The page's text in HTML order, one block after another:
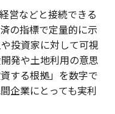
営などと接続できる
の指標で定量的に示
投資家に対して可視
発や土地利用の意思
する根拠」を数字で
企業にとっても実利